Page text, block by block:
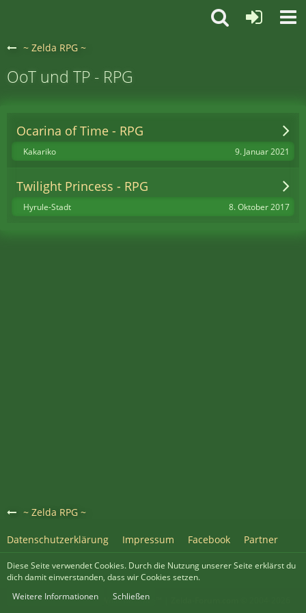
~ Zelda RPG ~
~ Zelda RPG ~
OoT und TP - RPG
Ocarina of Time - RPG
Kakariko 9. Januar 2021
Twilight Princess - RPG
Hyrule-Stadt 8. Oktober 2017
Datenschutzerklärung Impressum Facebook Partner
PayPal Patreon
Community-Software: WoltLab Suite™
Diese Seite verwendet Cookies. Durch die Nutzung unserer Seite erklärst du
dich damit einverstanden, dass wir Cookies setzen.
Weitere Informationen
Schließen